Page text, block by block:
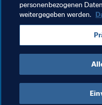
Verwandte
Switzerland UEFA
personenbezogenen
weitergegeben werden.